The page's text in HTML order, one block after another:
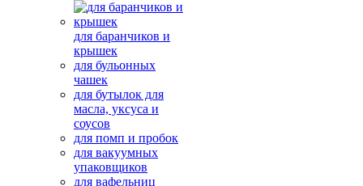
для баранчиков и
крышек
для бульонных
чашек
для бутылок для
масла, уксуса и
соусов
для помп и пробок
для вакуумных
упаковщиков
для вафельниц